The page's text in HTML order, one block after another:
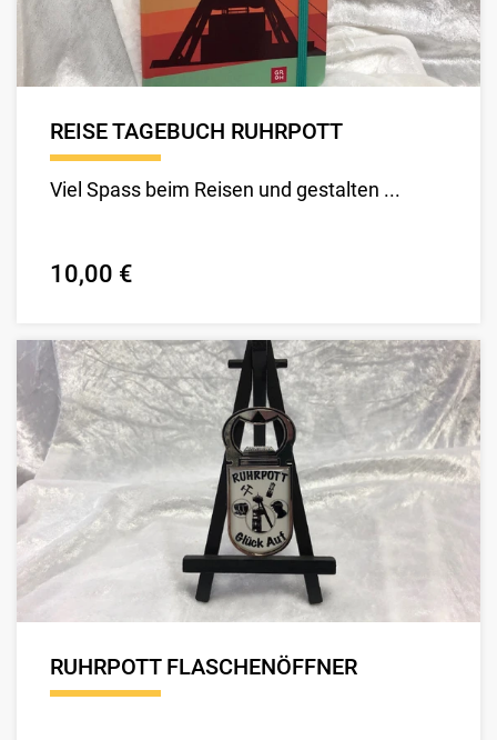
REISE TAGEBUCH RUHRPOTT
Viel Spass beim Reisen und gestalten ...
10,00 €
RUHRPOTT FLASCHENÖFFNER